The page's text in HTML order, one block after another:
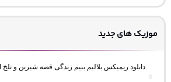
موزیک های جدید
دانلود ریمیکس بلالیم بنیم زندگی قصه شیرین و